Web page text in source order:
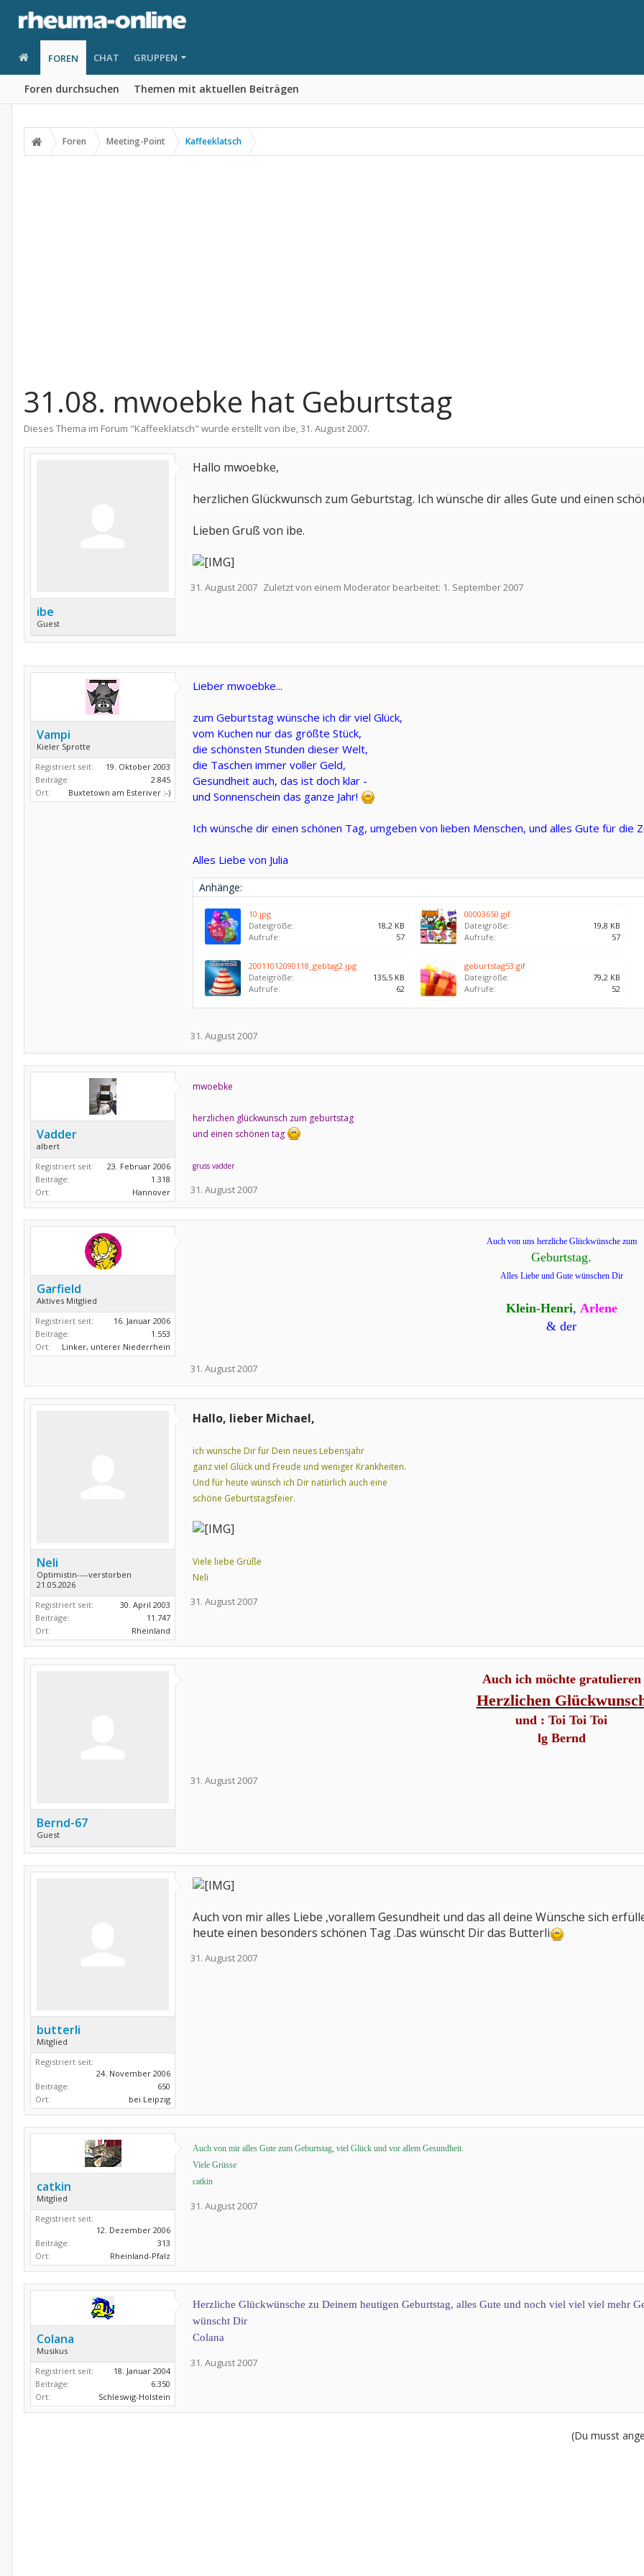
FOREN
Foren durchsuchen Themen mit aktuellen Beiträgen
CHAT GRUPPEN
Foren Meeting-Point Kaffeeklatsch
31.08. mwoebke hat Geburtstag
Dieses Thema im Forum "Kaffeeklatsch" wurde erstellt von ibe,31. August 2007.
ibe
Guest
Hallo mwoebke,
herzlichen Glückwunsch zum Geburtstag. Ich wünsche dir alles Gute und einen
Lieben Gruß von ibe.
31. August 2007 Zuletzt von einem Moderator bearbeitet: 1. September 2007
Vampi
Kieler Sprotte
Registriert seit:
19. Oktober 2003
Beiträge:
2.845
Ort:
Buxtetown am Esteriver :-)
Lieber mwoebke...
zum Geburtstag wünsche ich dir viel Glück,
vom Kuchen nur das größte Stück,
die schönsten Stunden dieser Welt,
die Taschen immer voller Geld,
Gesundheit auch, das ist doch klar -
und Sonnenschein das ganze Jahr!
Ich wünsche dir einen schönen Tag, umgeben von lieben Menschen, und alles Gute für die
Alles Liebe von Julia
Anhänge:
10.jpg
Dateigröße:
18,2 KB
Aufrufe:
57
00003650.gif
Dateigröße:
19,8 KB
Aufrufe:
57
20011012090118_gebtag2.jpg
Dateigröße:
135,5 KB
Aufrufe:
62
geburtstag53.gif
Dateigröße:
79,2 KB
Aufrufe:
52
31. August 2007
Vadder
albert
Registriert seit:
23. Februar 2006
Beiträge:
1.318
Ort:
Hannover
mwoebke
herzlichen glückwunsch zum geburtstag
und einen schönen tag
gruss vadder
31. August 2007
Garfield
Aktives Mitglied
Registriert seit:
16. Januar 2006
Beiträge:
1.553
Ort:
Linker, unterer Niederrhein
Auch von uns herzliche Glückwünsche zum
Geburtstag.
Alles Liebe und Gute wünschen Dir
Klein-Henri, Arlene
& der
31. August 2007
Neli
Optimistin----verstorben
21.05.2026
Registriert seit:
30. April 2003
Beiträge:
11.747
Ort:
Rheinland
Hallo, lieber Michael,
ich wünsche Dir für Dein neues Lebensjahr
ganz viel Glück und Freude und weniger Krankheiten.
Und für heute wünsch ich Dir natürlich auch eine
schöne Geburtstagsfeier.
Viele liebe Grüße
Neli
31. August 2007
Bernd-67
Guest
Auch ich möchte gratulieren
Herzlichen
und : Toi Toi Toi
lg Bernd
31. August 2007
butterli
Mitglied
Registriert seit:
24. November 2006
Beiträge:
650
Ort:
bei Leipzig
Auch von mir alles Liebe ,vorallem Gesundheit und das all deine Wünsche sich
heute einen besonders schönen Tag .Das wünscht Dir das Butterli
31. August 2007
catkin
Mitglied
Registriert seit:
12. Dezember 2006
Beiträge:
313
Ort:
Rheinland-Pfalz
Auch von mir alles Gute zum Geburtstag, viel Glück und vor allem Gesundheit.
Viele Grüsse
catkin
31. August 2007
Colana
Musikus
Registriert seit:
18. Januar 2004
Beiträge:
6.350
Ort:
Schleswig-Holstein
Herzliche Glückwünsche zu Deinem heutigen Geburtstag, alles Gute und noch viel viel viel mehr
wünscht Dir
Colana
31. August 2007
(Du musst